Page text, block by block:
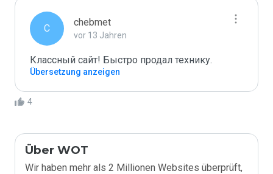
C
chebmet
vor 13 Jahren
Классный сайт! Быстро продал технику.
Übersetzung anzeigen
4
Über WOT
Wir haben mehr als 2 Millionen Websites überprüft,